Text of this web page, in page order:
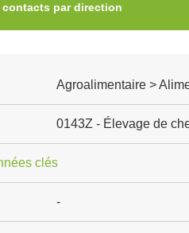
contacts par direction
Agroalimentaire >
0143Z - Élevage de
clés
-